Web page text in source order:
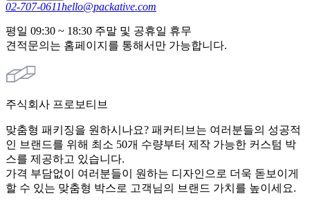
02-707-0611hello@packative.com
평일 09:30 ~ 18:30 주말 및 공휴일 휴무
견적문의는 홈페이지를 통해서만 가능합니다.
주식회사 프로보티브
맞춤형 패키징을 원하시나요? 패커티브는 여러분들의 성공적
인 브랜드를 위해 최소 50개 수량부터 제작 가능한 커스텀 박
스를 제공하고 있습니다.
가격 부담없이 여러분들이 원하는 디자인으로 더욱 돋보이게
할 수 있는 맞춤형 박스로 고객님의 브랜드 가치를 높이세요.